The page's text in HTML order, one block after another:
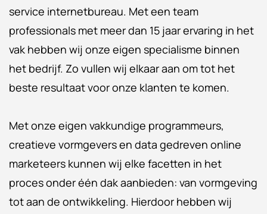
service internetbureau. Met een team
professionals met meer dan 15 jaar ervaring in het
vak hebben wij onze eigen specialisme binnen
het bedrijf. Zo vullen wij elkaar aan om tot het
beste resultaat voor onze klanten te komen.
Met onze eigen vakkundige programmeurs,
creatieve vormgevers en data gedreven online
marketeers kunnen wij elke facetten in het
proces onder één dak aanbieden: van vormgeving
tot aan de ontwikkeling. Hierdoor hebben wij